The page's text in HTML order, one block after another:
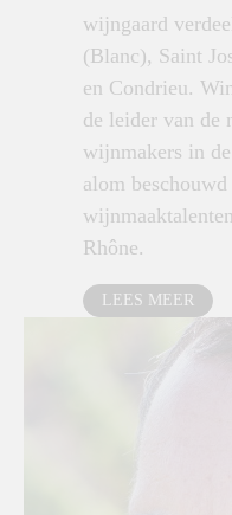
wijngaard
(Blanc), Saint
en Condrieu.
de leider van de
wijnmakers in
alom
Rhône.
LEES MEER